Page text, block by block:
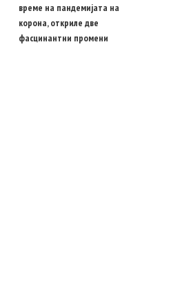
време на пандемијата на
корона, откриле две
фасцинантни промени